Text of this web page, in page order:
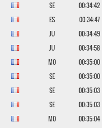
SE 00:34:42
ES 00:34:47
JU 00:34:49
JU 00:34:58
M0 00:35:00
SE 00:35:00
SE 00:35:03
SE 00:35:03
M0
00:35:04